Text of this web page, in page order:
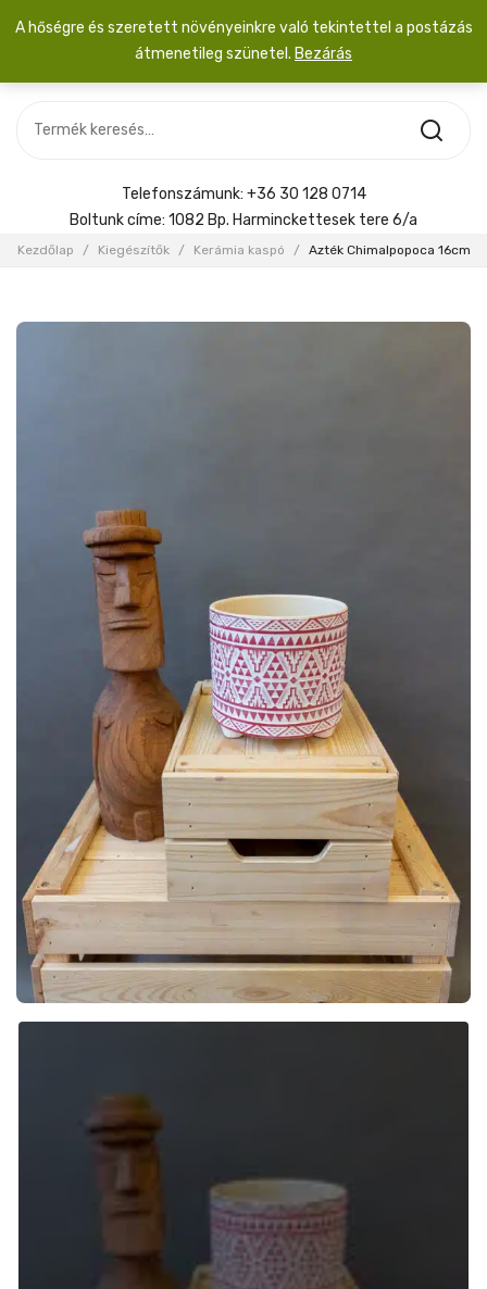
SZOBANÖVÉNY
KIEGÉSZÍTŐK
Menyasszonyi csokor
Telefonszámunk: +36 30 128 0714
Boltunk címe: 1082 Bp. Harminckettesek tere 6/a
Kezdőlap / Kiegészítők / Kerámia kaspó / Azték Chimalpopoca 16cm
A hőségre és szeretett növényeinkre való tekintettel a postázás
átmenetileg szünetel. Bezárás